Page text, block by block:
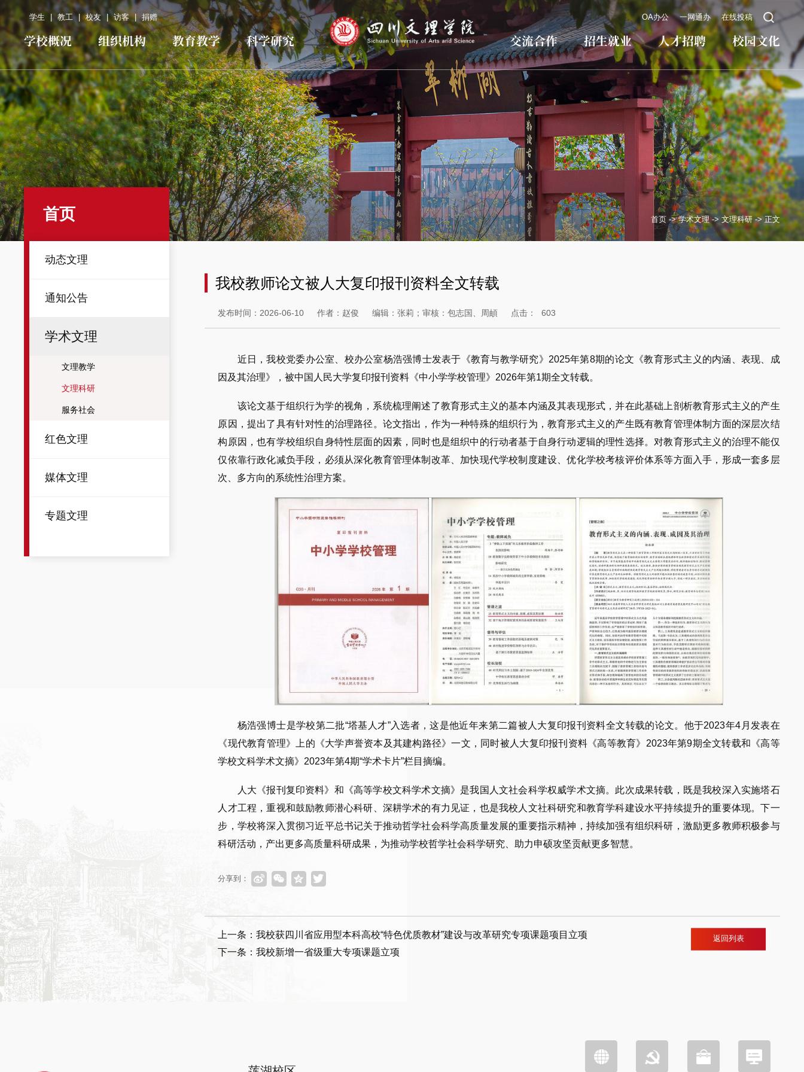
学生 | 教工 校友 | 访客 | 捐赠 OA办公 一网通办 在线投稿
学校概况 组织机构 教育教学 科学研究 交流合作 招生就业 人才招聘 校园文化
首页 ->学术文理-> 文理科研->正文
首页
动态文理
通知公告
学术文理
文理教学
文理科研
服务社会
红色文理
媒体文理
专题文理
我校教师论文被人大复印报刊资料全文转载
发布时间：2026-06-10 作者：赵俊 编辑：张莉；审核：包志国、周頔 点击： 603
近日，我校党委办公室、校办公室杨浩强博士发表于《教育与教学研究》2025年第8期的论文《教育形式主义的内涵、表现、成
因及其治理》，被中国人民大学复印报刊资料《中小学学校管理》2026年第1期全文转载。
该论文基于组织行为学的视角，系统梳理阐述了教育形式主义的基本内涵及其表现形式，并在此基础上剖析教育形式主义的产生
原因，提出了具有针对性的治理路径。论文指出，作为一种特殊的组织行为，教育形式主义的产生既有教育管理体制方面的深层次结
构原因，也有学校组织自身特性层面的因素，同时也是组织中的行动者基于自身行动逻辑的理性选择。对教育形式主义的治理不能仅
仅依靠行政化减负手段，必须从深化教育管理体制改革、加快现代学校制度建设、优化学校考核评价体系等方面入手，形成一套多层
次、多方向的系统性治理方案。
杨浩强博士是学校第二批“塔基人才”入选者，这是他近年来第二篇被人大复印报刊资料全文转载的论文。他于2023年4月发表在
《现代教育管理》上的《大学声誉资本及其建构路径》一文，同时被人大复印报刊资料《高等教育》2023年第9期全文转载和《高等
学校文科学术文摘》2023年第4期“学术卡片”栏目摘编。
人大《报刊复印资料》和《高等学校文科学术文摘》是我国人文社会科学权威学术文摘。此次成果转载，既是我校深入实施塔石
人才工程，重视和鼓励教师潜心科研、深耕学术的有力见证，也是我校人文社科研究和教育学科建设水平持续提升的重要体现。下一
步，学校将深入贯彻习近平总书记关于推动哲学社会科学高质量发展的重要指示精神，持续加强有组织科研，激励更多教师积极参与
科研活动，产出更多高质量科研成果，为推动学校哲学社会科学研究、助力申硕攻坚贡献更多智慧。
分享到：
上一条：我校获四川省应用型本科高校“特色优质教材”建设与改革研究专项课题项目立项
下一条：我校新增一省级重大专项课题立项
返回列表